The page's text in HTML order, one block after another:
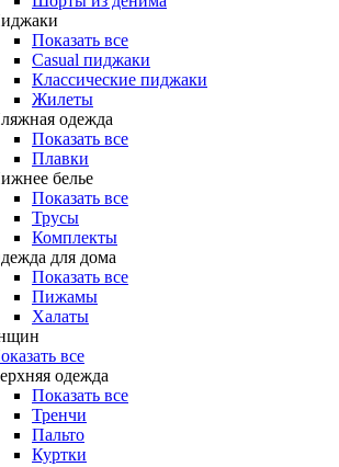
Показать все
Casual пиджаки
Классические пиджаки
Жилеты
одежда
Показать все
Плавки
белье
Показать все
Трусы
Комплекты
для дома
Показать все
Пижамы
Халаты
все
одежда
Показать все
Тренчи
Пальто
Куртки